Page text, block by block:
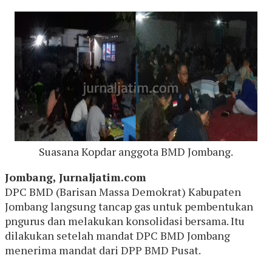
Suasana Kopdar anggota BMD Jombang.
Jombang, Jurnaljatim.com
DPC BMD (Barisan Massa Demokrat) Kabupaten
Jombang langsung tancap gas untuk pembentukan
pngurus dan melakukan konsolidasi bersama. Itu
dilakukan setelah mandat DPC BMD Jombang
menerima mandat dari DPP BMD Pusat.